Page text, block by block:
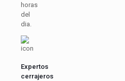
horas
del
dia.
Expertos
cerrajeros